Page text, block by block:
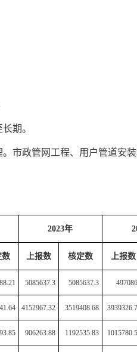
期。
。 市政管网工程、用户管道安
2023年
数 上报数 核定数 上报数
5085637.3 5085637.3
4152967.32 3519408.68
906263.88 1192535.83